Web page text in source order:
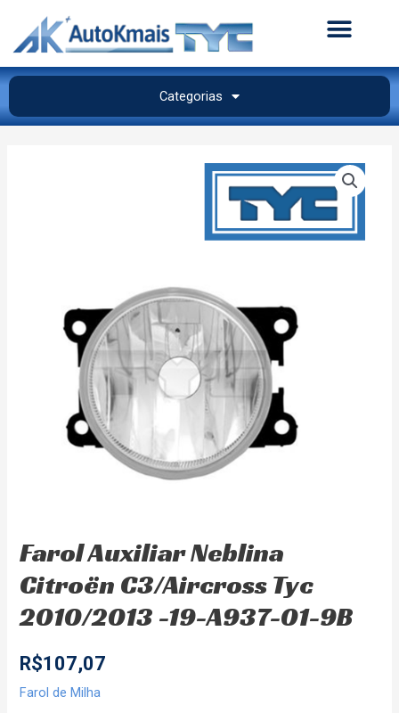
Categorias
Farol Auxiliar Neblina
Citroën C3/Aircross Tyc
2010/2013 -19-A937-01-9B
R$107,07
Farol de Milha